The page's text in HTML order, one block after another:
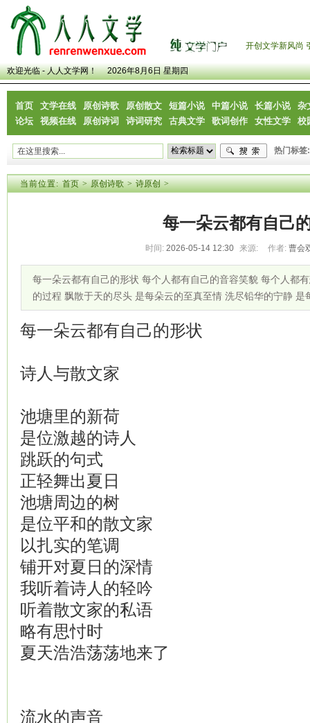
开创文学新风尚
欢迎光临 - 人人文学网！ 2026年8月6日 星期四
首页 文学在线 原创诗歌 原创散文 短篇小说 中篇小说 长篇小说
杂
论坛
视频在线 原创诗词 诗词研究 古典文学 歌词创作 女性文学 校
热门标签:
当前位置: 首页>原创诗歌>诗原创>
每一朵云都有自己
时间: 2026-05-14 12:30 来源: 作者: 曹会
每一朵云都有自己的形状 每个人都有自己的音容笑貌 每个人都
的过程 飘散于天的尽头 是每朵云的至真至情 洗尽铅华的宁静 是
每一朵云都有自己的形状
诗人与散文家
池塘里的新荷
是位激越的诗人
跳跃的句式
正轻舞出夏日
池塘周边的树
是位平和的散文家
以扎实的笔调
铺开对夏日的深情
我听着诗人的轻吟
听着散文家的私语
略有思忖时
夏天浩浩荡荡地来了
流水的声音